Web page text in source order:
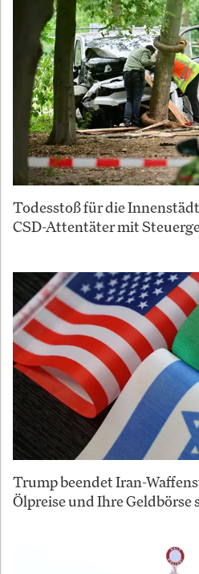
Todesstoß für die
CSD-Attentäter mit
Trump beendet Iran-
Ölpreise und Ihre Geldbörse